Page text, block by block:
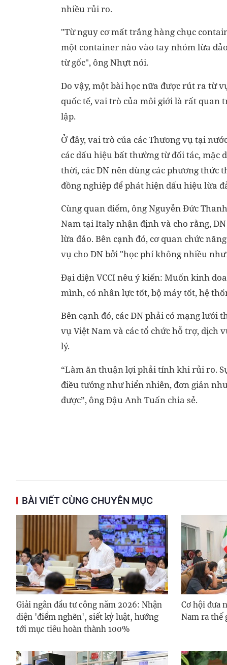
nhiều rủi ro.
"Từ nguy cơ mất trắng hàng chục
một container nào vào tay nhóm lừa
từ gốc", ông Nhựt nói.
Do vậy, một bài học nữa được rút ra từ
quốc tế, vai trò của môi giới là rất quan
lập.
Ở đây, vai trò của các Thương vụ tại
các dấu hiệu bất thường từ đối tác,
thời, các DN nên dùng các phương
đồng nghiệp để phát hiện dấu hiệu lừa
Cùng quan điểm, ông Nguyễn Đức
Nam tại Italy nhận định và cho rằng,
lừa đảo. Bên cạnh đó, cơ quan chức
vụ cho DN bởi "học phí không nhiều
Đại diện VCCI nêu ý kiến: Muốn kinh
mình, có nhân lực tốt, bộ máy tốt, hệ
Bên cạnh đó, các DN phải có mạng lưới
vụ Việt Nam và các tổ chức hỗ trợ, dịch
lý.
“Làm ăn thuận lợi phải tính khi rủi ro.
điều tưởng như hiển nhiên, đơn giản
được”, ông Đậu Anh Tuấn chia sẻ.
BÀI VIẾT CÙNG CHUYÊN MỤC
Giải ngân đầu tư công năm 2026: Nhận
diện 'điểm nghẽn', siết kỷ luật, hướng
tới mục tiêu hoàn thành 100%
Cơ hội đưa
Nam ra thế